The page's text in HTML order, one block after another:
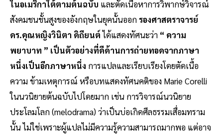
ในอเมริกาใต้ตามต้นฉบับ และตัดเนื้อหาการวิพากษ์วิจารณ์
สังคมชนชั้นสูงของอังกฤษในยุคนั้นออกรองศาสตราจารย์
ดร.คุณหญิงวินิตา ดิถียนต์ได้แสดงทัศนะว่า “ ความ
พยาบาท ” เป็นตัวอย่างที่ดีด้านการถ่ายทอดจากภาษา
หนึ่งเป็นอีกภาษาหนึ่ง การแปลและเรียบเรียงโดยตัดเนื้อ
ความ ข้ามเหตุการณ์ หรือบทแสดงทัศนคติของ Marie Corelli
ในนวนิยายต้นฉบับไปโดยมาก เช่น การวิจารณ์นวนิยาย
ประโลมโลก (melodrama) ว่าเป็นบ่อเกิดศีลธรรมเสื่อมทราม
นั้น ไม่ใช่เพราะผู้แปลไม่มีความรู้ความสามารถมากพอ แต่อาจ